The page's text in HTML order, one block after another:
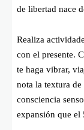
de libertad nace
Realiza
con el presente.
te haga vibrar,
nota la textura
consciencia
expansión que el